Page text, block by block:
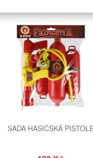
SADA HASIČSKÁ